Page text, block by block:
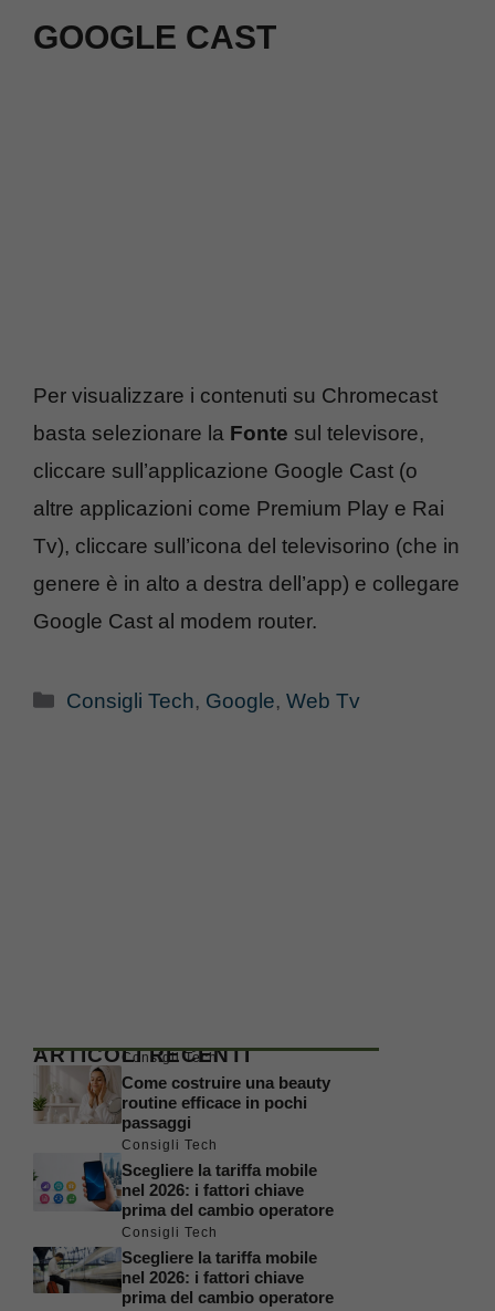
GOOGLE CAST
Per visualizzare i contenuti su Chromecast
basta selezionare la Fonte sul televisore,
cliccare sull’applicazione Google Cast (o
altre applicazioni come Premium Play e Rai
Tv), cliccare sull’icona del televisorino (che in
genere è in alto a destra dell’app) e collegare
Google Cast al modem router.
Categorie
Consigli Tech, Google,Web Tv
ARTICOLI RECENTI
Consigli Tech
Come costruire una beauty
routine efficace in pochi
passaggi
Consigli Tech
Scegliere la tariffa mobile
nel 2026: i fattori chiave
prima del cambio operatore
Consigli Tech
Scegliere la tariffa mobile
nel 2026: i fattori chiave
prima del cambio operatore